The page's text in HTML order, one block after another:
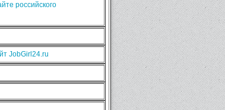
российского
JobGirl24.ru